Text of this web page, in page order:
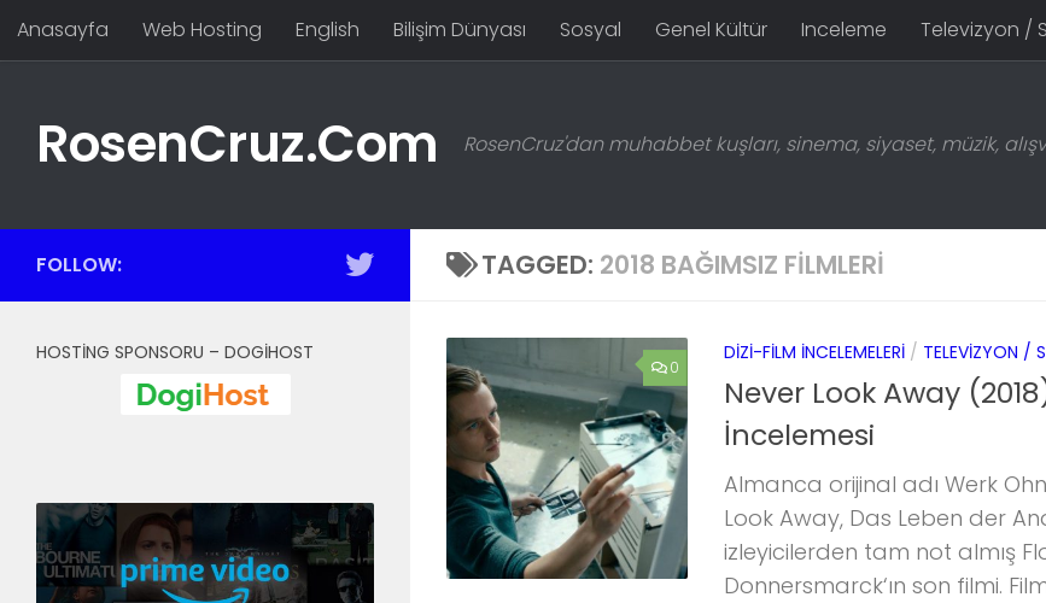
Skip to content
Anasayfa Web Hosting English Bilişim Dünyası Sosyal Genel Kültür Inceleme Televizyon /
RosenCruz.Com RosenCruz'dan muhabbet kuşları, sinema, siyaset, müzik,
TAGGED: 2018 BAĞIMSIZ FILMLERI
0
DIZI-FILM İNCELEMELERI / TELEVIZYON /
Never Look Away
İncelemesi
Almanca orijinal adı Werk
Look Away, Das Leben der
izleyicilerden tam not almış
Donnersmarck‘ın son filmi.
FOLLOW:
HOSTING SPONSORU – DOGIHOST